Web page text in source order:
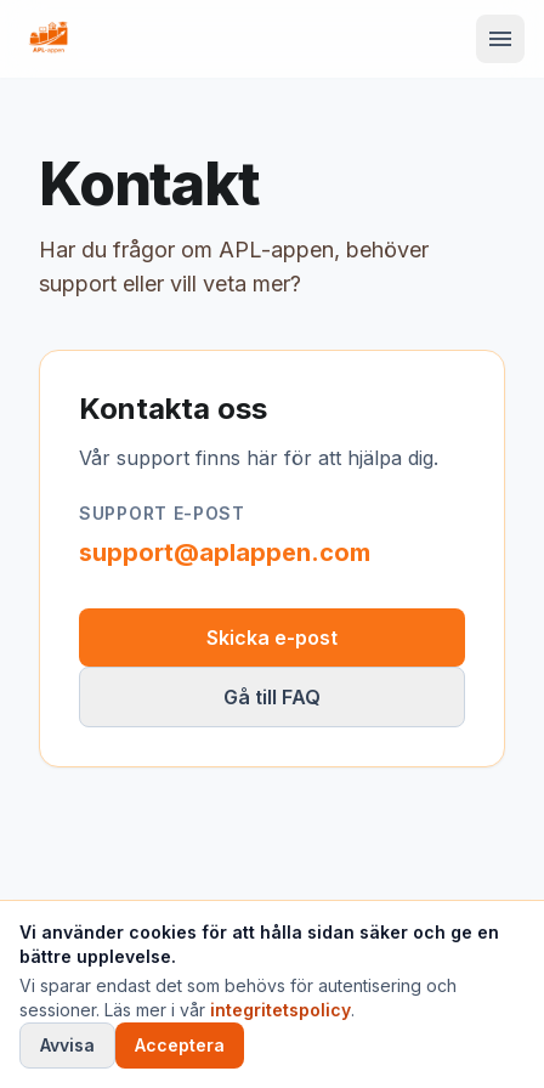
menu
Kontakt
Har du frågor om APL-appen, behöver
support eller vill veta mer?
Kontakta oss
Vår support finns här för att hjälpa dig.
SUPPORT E-POST
support@aplappen.com
Skicka e-post
Gå till FAQ
Vi använder cookies för att hålla sidan säker och ge en
bättre upplevelse.
Vi sparar endast det som behövs för autentisering och
sessioner. Läs mer i vår integritetspolicy.
Avvisa
Acceptera